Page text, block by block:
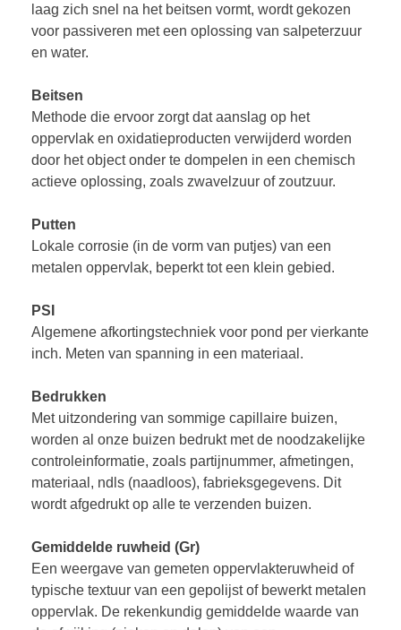
laag zich snel na het beitsen vormt, wordt gekozen
voor passiveren met een oplossing van salpeterzuur
en water.
Beitsen
Methode die ervoor zorgt dat aanslag op het
oppervlak en oxidatieproducten verwijderd worden
door het object onder te dompelen in een chemisch
actieve oplossing, zoals zwavelzuur of zoutzuur.
Putten
Lokale corrosie (in de vorm van putjes) van een
metalen oppervlak, beperkt tot een klein gebied.
PSI
Algemene afkortingstechniek voor pond per vierkante
inch. Meten van spanning in een materiaal.
Bedrukken
Met uitzondering van sommige capillaire buizen,
worden al onze buizen bedrukt met de noodzakelijke
controleinformatie, zoals partijnummer, afmetingen,
materiaal, ndls (naadloos), fabrieksgegevens. Dit
wordt afgedrukt op alle te verzenden buizen.
Gemiddelde ruwheid (Gr)
Een weergave van gemeten oppervlakteruwheid of
typische textuur van een gepolijst of bewerkt metalen
oppervlak. De rekenkundig gemiddelde waarde van